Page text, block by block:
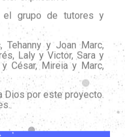
el grupo de tutores y
Tehanny y Joan Marc,
Laly y Victor, Sara y
César, Mireia y Marc,
Dios por este proyecto.